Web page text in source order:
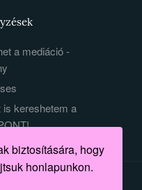
a mediáció -
kereshetem a
biztosítására, hogy
honlapunkon.